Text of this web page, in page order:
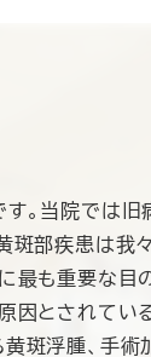
。当院では旧
斑部疾患は我
最も重要な目
因とされて
斑浮腫、手